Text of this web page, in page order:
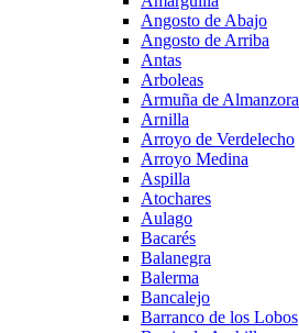
Angosto de Abajo
Angosto de Arriba
Antas
Arboleas
Armuña de Almanzora
Arnilla
Arroyo de Verdelecho
Arroyo Medina
Aspilla
Atochares
Aulago
Bacarés
Balanegra
Balerma
Bancalejo
Barranco de los Lobos